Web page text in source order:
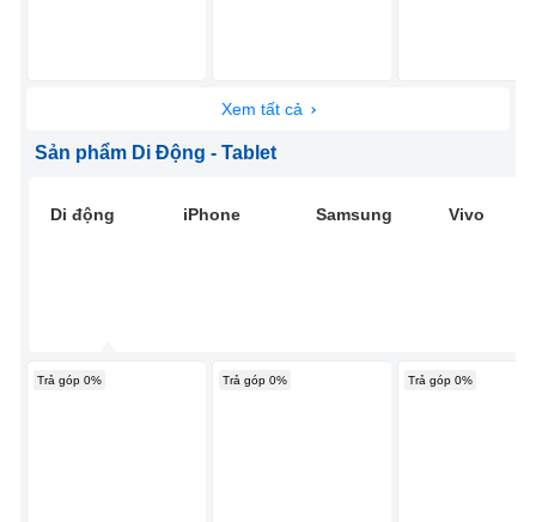
Xem tất cả
Sản phẩm Di Động - Tablet
Di động iPhone Samsung Vivo
Trả góp 0% Trả góp 0% Trả góp 0%